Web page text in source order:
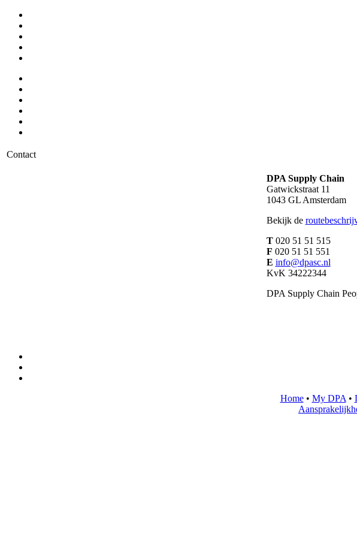
Contact
DPA Supply Chain
Gatwickstraat 11
1043 GL Amsterdam
Bekijk de
T020 51 51 515
F 020 51 51 551
E info@dpasc.nl
KvK 34222344
DPA Supply Chain
Home• My DPA •